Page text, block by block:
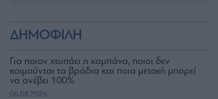
ΔΗΜΟΦΙΛΗ
Για ποιον χτυπάει η καμπάνα, ποιοι δεν
κοιμούνται τα βράδια και ποια μετοχή μπορεί
να ανέβει 100%
06.08.2026